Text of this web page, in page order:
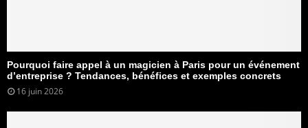
Pourquoi faire appel à un magicien à Paris pour un événement
d’entreprise ? Tendances, bénéfices et exemples concrets
16 juin 2026